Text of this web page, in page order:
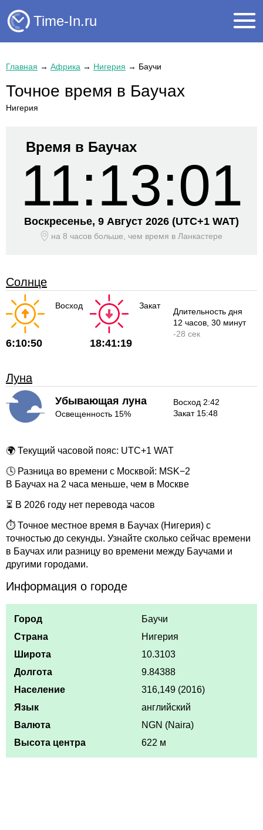
Time-In.ru
Главная → Африка → Нигерия → Баучи
Точное время в Баучах
Нигерия
Время в Баучах
11:13:01
Воскресенье, 9 Август 2026 (UTC+1 WAT)
на 8 часов больше, чем время в Ланкастере
Солнце
Восход
6:10:50
Закат
18:41:19
Длительность дня
12 часов , 30 минут
-28 сек
Луна
Убывающая луна
Освещенность 15%
Восход 2:42
Закат 15:48
🌍 Текущий часовой пояс: UTC+1 WAT
🕓 Разница во времени с Москвой: MSK−2
В Баучах на 2 часа меньше, чем в Москве
⏳ В 2026 году нет перевода часов
⏱ Точное местное время в Баучах (Нигерия) с
точностью до секунды. Узнайте сколько сейчас времени
в Баучах или разницу во времени между Баучами и
другими городами.
Информация о городе
Город
Баучи
Страна
Нигерия
Широта
10.3103
Долгота
9.84388
Население
316,149 (2016)
Язык
английский
Валюта
NGN (Naira)
Высота центра
622 м